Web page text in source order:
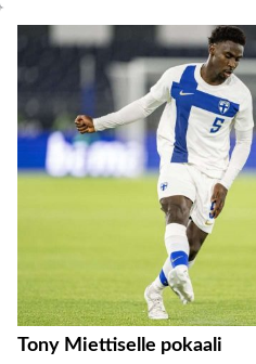
Tony Miettiselle pokaali